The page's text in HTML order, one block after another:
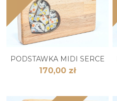
PODSTAWKA MIDI SERCE
170,00 zł